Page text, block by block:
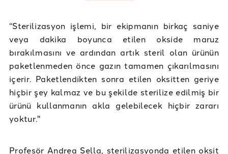
“Sterilizasyon işlemi, bir ekipmanın birkaç saniye
veya dakika boyunca etilen okside maruz
bırakılmasını ve ardından artık steril olan ürünün
paketlenmeden önce gazın tamamen çıkarılmasını
içerir. Paketlendikten sonra etilen oksitten geriye
hiçbir şey kalmaz ve bu şekilde sterilize edilmiş bir
ürünü kullanmanın akla gelebilecek hiçbir zararı
yoktur."
Profesör Andrea Sella, sterilizasyonda etilen oksit